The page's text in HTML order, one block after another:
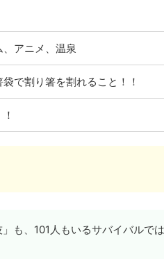
、アニメ、温泉
で割り箸を割れること！！
も、101人もいるサバイバルで